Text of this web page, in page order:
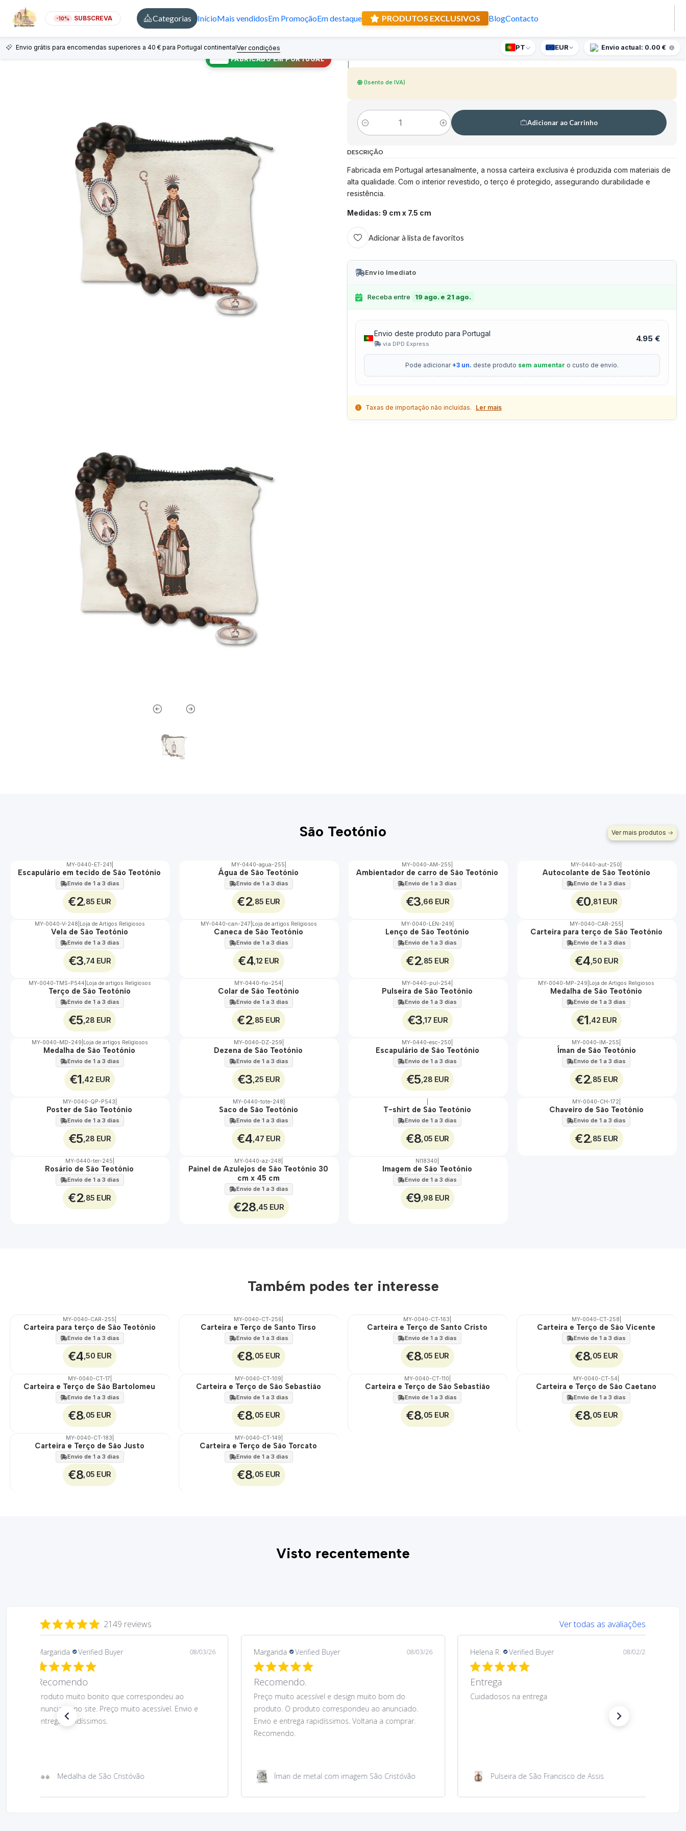
-10% SUBSCREVA Categorias InícioMais vendidosEm PromoçãoEm destaque PRODUTOS EXCLUSIVOS BlogContacto
Envio grátis para encomendas superiores a 40 € para Portugal continentalVer condições Recebe presente supresa para encomendas superiores a 90€
PT EUR Envio actual: 0.00 €
FABRICADO EM PORTUGAL Carteira e Terço de Santo Teotónio
(Isento de IVA)
Quantidade
Adicionar ao Carrinho
DESCRIÇÃO
Fabricada em Portugal artesanalmente, a nossa carteira exclusiva é produzida com materiais de
alta qualidade. Com o interior revestido, o terço é protegido, assegurando durabilidade e
resistência.
Medidas: 9 cm x 7.5 cm
Adicionar à lista de favoritos
Envio Imediato
Receba entre 19 ago. e 21 ago.
Envio deste produto para Portugal
via DPD Express
4.95 €
Pode adicionar+3 un. deste produto sem aumentar o custo de envio.
Taxas de importação não incluídas. Ler mais
São Teotónio Ver mais produtos
🇵🇹
MY-0440-ET-241
Escapulário em tecido de São Teotónio
Envio de 1 a 3 dias
€2 ,85 EUR
MY-0440-agua-255
Água de São Teotónio
Envio de 1 a 3 dias
€2 ,85 EUR
🇵🇹
MY-0040-AM-255
Ambientador de carro de São Teotónio
Envio de 1 a 3 dias
€3 ,66 EUR
MY-0440-aut-250
Autocolante de São Teotónio
Envio de 1 a 3 dias
€0 ,81 EUR
MY-0040-V-248 Loja de Artigos Religiosos
Vela de São Teotónio
Envio de 1 a 3 dias
€3 ,74 EUR
MY-0440-can-247 Loja de artigos Religiosos
Caneca de São Teotónio
Envio de 1 a 3 dias
€4 ,12 EUR
MY-0040-LEN-249
Lenço de São Teotónio
Envio de 1 a 3 dias
€2 ,85 EUR
🇵🇹
MY-0040-CAR-255
Carteira para terço de São Teotónio
Envio de 1 a 3 dias
€4 ,50 EUR
MY-0040-TMS-P544 Loja de artigos Religiosos
Terço de São Teotónio
Envio de 1 a 3 dias
€5 ,28 EUR
MY-0440-fio-254
Colar de São Teotónio
Envio de 1 a 3 dias
€2 ,85 EUR
MY-0440-pul-254
Pulseira de São Teotónio
Envio de 1 a 3 dias
€3 ,17 EUR
MY-0040-MP-249 Loja de Artigos Religiosos
Medalha de São Teotónio
Envio de 1 a 3 dias
€1 ,42 EUR
MY-0040-MD-249 Loja de artigos Religiosos
Medalha de São Teotónio
Envio de 1 a 3 dias
€1 ,42 EUR
MY-0040-DZ-259
Dezena de São Teotónio
Envio de 1 a 3 dias
€3 ,25 EUR
MY-0440-esc-250
Escapulário de São Teotónio
Envio de 1 a 3 dias
€5 ,28 EUR
MY-0040-IM-255
Íman de São Teotónio
Envio de 1 a 3 dias
€2 ,85 EUR
MY-0040-QP-P543
Poster de São Teotónio
Envio de 1 a 3 dias
€5 ,28 EUR
MY-0440-tote-248
Saco de São Teotónio
Envio de 1 a 3 dias
€4 ,47 EUR
T-shirt de São Teotónio
Envio de 1 a 3 dias
€8 ,05 EUR
MY-0040-CH-172
Chaveiro de São Teotónio
Envio de 1 a 3 dias
€2 ,85 EUR
MY-0440-ter-245
Rosário de São Teotónio
Envio de 1 a 3 dias
€2 ,85 EUR
🇵🇹
MY-0440-az-248
Painel de Azulejos de São Teotónio 30
cm x 45 cm
Envio de 1 a 3 dias
€28 ,45 EUR
NI18340
Imagem de São Teotónio
Envio de 1 a 3 dias
€9 ,98 EUR
Também podes ter interesse
🇵🇹
MY-0040-CAR-255
Carteira para terço de São Teotónio
Envio de 1 a 3 dias
€4 ,50 EUR
🇵🇹
MY-0040-CT-256
Carteira e Terço de Santo Tirso
Envio de 1 a 3 dias
€8 ,05 EUR
🇵🇹
MY-0040-CT-163
Carteira e Terço de Santo Cristo
Envio de 1 a 3 dias
€8 ,05 EUR
🇵🇹
MY-0040-CT-258
Carteira e Terço de São Vicente
Envio de 1 a 3 dias
€8 ,05 EUR
🇵🇹
MY-0040-CT-17
Carteira e Terço de São Bartolomeu
Envio de 1 a 3 dias
€8 ,05 EUR
🇵🇹
MY-0040-CT-109
Carteira e Terço de São Sebastião
Envio de 1 a 3 dias
€8 ,05 EUR
🇵🇹
MY-0040-CT-110
Carteira e Terço de São Sebastião
Envio de 1 a 3 dias
€8 ,05 EUR
🇵🇹
MY-0040-CT-54
Carteira e Terço de São Caetano
Envio de 1 a 3 dias
€8 ,05 EUR
MY-0040-CT-183
Carteira e Terço de São Justo
Envio de 1 a 3 dias
€8 ,05 EUR
🇵🇹
MY-0040-CT-149
Carteira e Terço de São Torcato
Envio de 1 a 3 dias
€8 ,05 EUR
Visto recentemente
2149 reviews Ver todas as avaliações
Margarida Verified Buyer 08/03/26
Recomendo
Produto muito bonito que correspondeu ao
anunciado no site. Preço muito acessível. Envio e
entrega rapidíssimos.
Medalha de São Cristóvão
Margarida Verified Buyer 08/03/26
Recomendo.
Preço muito acessível e design muito bom do
produto. O produto correspondeu ao anunciado.
Envio e entrega rapidíssimos. Voltaria a comprar.
Recomendo.
Íman de metal com imagem São Cristóvão
Helena R. Verified Buyer 08/02/26
Entrega
Cuidadosos na entrega
Pulseira de São Francisco de Assis